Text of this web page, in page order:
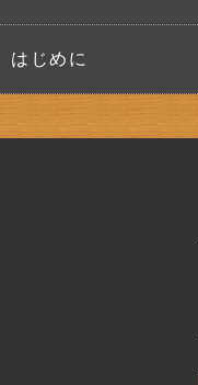
はじめに